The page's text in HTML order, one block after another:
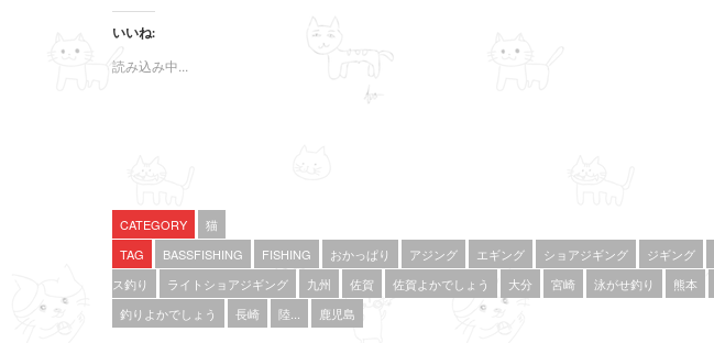
ク
し
て
w
i
有
し
い
ウ
ィ
ン
ド
ウ
で
開
き
で
ク
し
て
く
だ
さ
い
(
新
し
し
ウ
ィ
ン
ド
ウ
で
き
いいね:
読み込み中...
CATEGORY
猫
TAG
BASSFISHING FISHING おかっぱり アジング エギング ショアジギング ジギング
ス釣り
ライトショアジギング 九州 佐賀 佐賀よかでしょう 大分 宮崎 泳がせ釣り 熊本
釣りよかでしょう
長崎 陸... 鹿児島